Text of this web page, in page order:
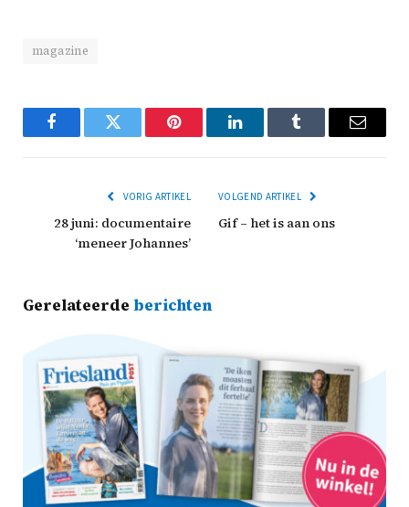
magazine
FacebookTwitter Pinterest LinkedInTumblr Email
VORIG ARTIKEL
28 juni: documentaire
‘meneer Johannes’
VOLGEND ARTIKEL
Gif – het is aan ons
Gerelateerde berichten